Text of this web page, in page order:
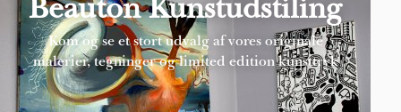
Beauton Kunstudstiling
Kom og se et stort udvalg af vores originale
malerier, tegninger og limited edition kunsttryk